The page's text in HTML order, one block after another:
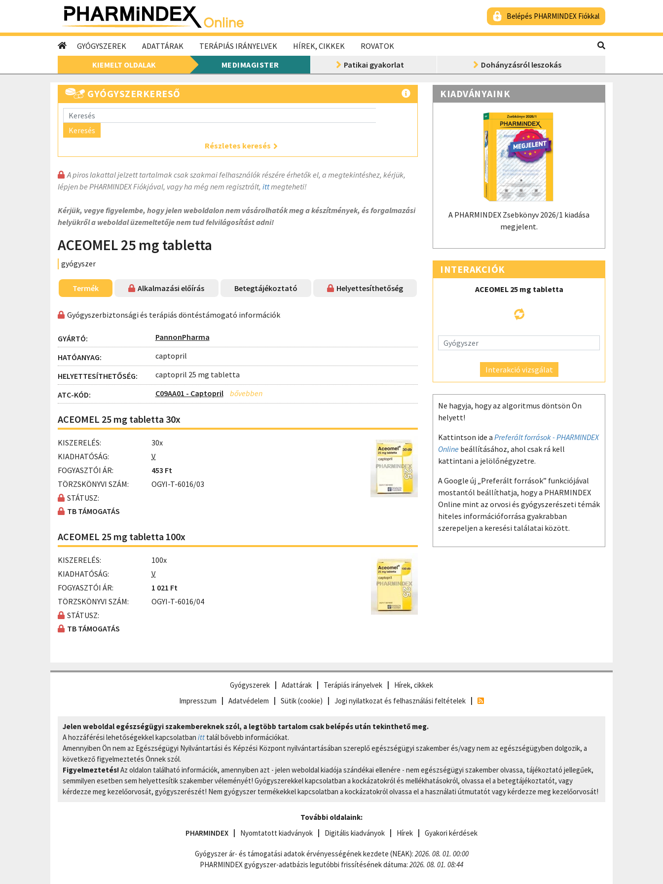
Belépés PHARMINDEX Fiókkal
GYÓGYSZEREK ADATTÁRAK TERÁPIÁS IRÁNYELVEK HÍREK, CIKKEK
ROVATOK
KIEMELT OLDALAK
MEDIMAGISTER Patikai gyakorlat Dohányzásról leszokás
GYÓGYSZERKERESŐ
Keresés
Részletes keresés
A piros lakattal jelzett tartalmak csak szakmai felhasználók részére érhetők el, a megtekintéshez, kérjük,
lépjen be PHARMINDEX Fiókjával, vagy ha még nem regisztrált, ittmegteheti!
Kérjük, vegye figyelembe, hogy jelen weboldalon nem vásárolhatók meg a készítmények, és forgalmazási
helyükről a weboldal üzemeltetője nem tud felvilágosítást adni!
ACEOMEL 25 mg tabletta
gyógyszer
Termék Alkalmazási előírás Betegtájékoztató Helyettesíthetőség
Gyógyszerbiztonsági és terápiás döntéstámogató információk
GYÁRTÓ: PannonPharma
HATÓANYAG: captopril
HELYETTESÍTHETŐSÉG: captopril 25 mg tabletta
ATC-KÓD: C09AA01 - Captopril
ACEOMEL 25 mg tabletta 30x
KISZERELÉS:
30x
KIADHATÓSÁG:
V
FOGYASZTÓI ÁR:
453 Ft
TÖRZSKÖNYVI SZÁM:
OGYI-T-6016/03
STÁTUSZ:
TB TÁMOGATÁS
ACEOMEL 25 mg tabletta 100x
KISZERELÉS:
100x
KIADHATÓSÁG:
V
FOGYASZTÓI ÁR:
1 021 Ft
TÖRZSKÖNYVI SZÁM:
OGYI-T-6016/04
STÁTUSZ:
TB TÁMOGATÁS
KIADVÁNYAINK
A PHARMINDEX Zsebkönyv 2026/1 kiadása
megjelent.
INTERAKCIÓK
ACEOMEL 25 mg tabletta
Interakció vizsgálat
Ne hagyja, hogy az algoritmus döntsön Ön
helyett!
Kattintson ide a Preferált források - PHARMINDEX
Online beállításához, ahol csak rá kell
kattintani a jelölőnégyzetre.
A Google új „Preferált források” funkciójával
mostantól beállíthatja, hogy a PHARMINDEX
Online mint az orvosi és gyógyszerészeti témák
hiteles információforrása gyakrabban
szerepeljen a keresési találatai között.
Gyógyszerek Adattárak Terápiás irányelvek
Hírek, cikkek
Impresszum
Adatvédelem Sütik (cookie) Jogi nyilatkozat és felhasználási feltételek
Jelen weboldal egészségügyi szakembereknek szól, a legtöbb tartalom csak belépés után tekinthető meg.
A hozzáférési lehetőségekkel kapcsolatban itt talál bővebb információkat.
Amennyiben Ön nem az Egészségügyi Nyilvántartási és Képzési Központ nyilvántartásában szereplő egészségügyi szakember és/vagy nem az egészségügyben dolgozik, a
következő figyelmeztetés Önnek szól.
Figyelmeztetés!Az oldalon található információk, amennyiben azt - jelen weboldal kiadója szándékai ellenére - nem egészségügyi szakember olvassa, tájékoztató jellegűek,
semmilyen esetben sem helyettesítik szakember véleményét! Gyógyszerekkel kapcsolatban a kockázatokról és mellékhatásokról, olvassa el a betegtájékoztatót, vagy
kérdezze meg kezelőorvosát, gyógyszerészét! Nem gyógyszer termékekkel kapcsolatban a kockázatokról olvassa el a használati útmutatót vagy kérdezze meg kezelőorvosát!
További oldalaink:
PHARMINDEX
Nyomtatott kiadványok Digitális kiadványok Hírek Gyakori kérdések
Gyógyszer ár- és támogatási adatok érvényességének kezdete (NEAK): 2026. 08. 01. 00:00
PHARMINDEX gyógyszer-adatbázis legutóbbi frissítésének dátuma: 2026. 08. 01. 08:44